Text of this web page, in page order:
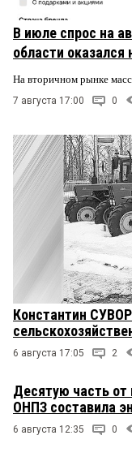
В июле спрос на
области
На вторичном рынке
7 августа 17:00 0
Константин
6 августа 17:05 2
Десятую часть от
ОНПЗ составила
6 августа 12:35 0